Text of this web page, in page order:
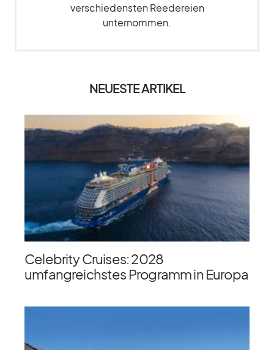
verschiedensten Reedereien
unternommen.
NEUESTE ARTIKEL
Celebrity Cruises: 2028
umfangreichstes Programm in Europa